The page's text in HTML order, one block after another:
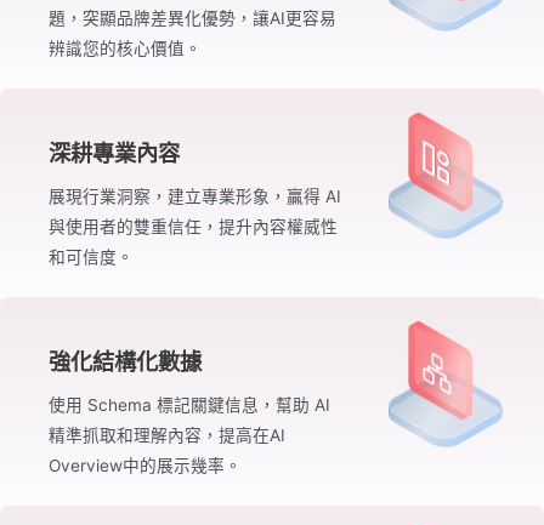
題，突顯品牌差異化優勢，讓AI更容易
辨識您的核心價值。
深耕專業內容
展現行業洞察，建立專業形象，贏得 AI
與使用者的雙重信任，提升內容權威性
和可信度。
強化結構化數據
使用 Schema 標記關鍵信息，幫助 AI
精準抓取和理解內容，提高在AI
Overview中的展示幾率。